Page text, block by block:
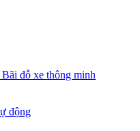
đỗ xe thông minh
động